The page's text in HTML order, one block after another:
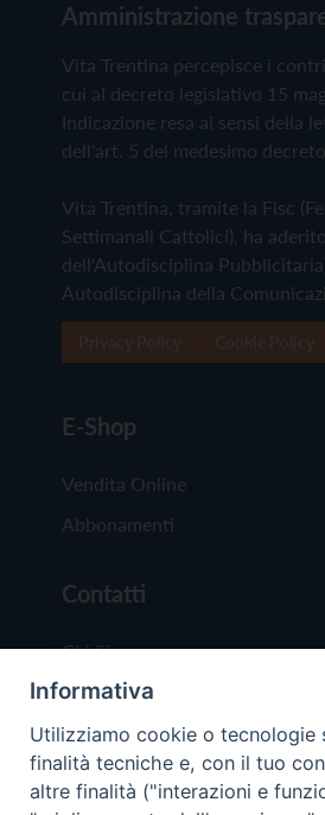
Amministrazione
Vita Trentina percepisce i
cui al decreto legislativo 15
Indicazione resa ai sensi della
dell'art. 5 del medesimo
Vita Trentina, tramite la Fisc
Settimanali Cattolici), ha
dell'Autodisciplina
Autodisciplina della
E-Shop
Vendita Online
Abbonamenti
Contatti
Chi Siamo
Redazione
Scrivici
Informativa
Utilizziamo cookie o tecnologie
finalità tecniche e, con il tuo
altre finalità ("interazioni e